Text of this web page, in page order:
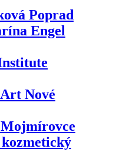
Poprad
Engel
Nové